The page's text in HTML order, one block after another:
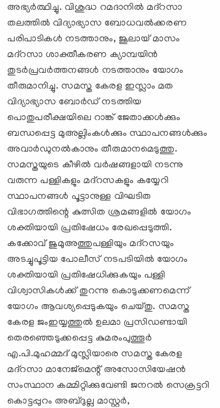
അഭ്യര്‍ത്ഥിച്ചു. വിശുദ്ധ റമദാനില്‍ മദ്റസാ
തലത്തില്‍ വിദ്യാഭ്യാസ ബോധവല്‍ക്കരണ
പരിപാടികള്‍ നടത്താനും, ജൂലായ് മാസം
മദ്റസാ ശാക്തീകരണ ക്യാമ്പയിന്‍
തുടര്‍പ്രവര്‍ത്തനങ്ങള്‍ നടത്താനും യോഗം
തീരുമാനിച്ചു. സമസ്ത കേരള ഇസ്ലാം മത
വിദ്യാഭ്യാസ ബോര്‍ഡ് നടത്തിയ
പൊതുപരീക്ഷയിലെ റാങ്ക് ജേതാക്കള്‍ക്കും
ബന്ധപ്പെട്ട മുഅല്ലിംകള്‍ക്കും സ്ഥാപനങ്ങള്‍ക്കും
അവാര്‍ഡുനല്‍കാനും തീരുമാനമെടുത്തു.
സമസ്തയുടെ കീഴില്‍ വര്‍ഷങ്ങളായി നടന്നു
വരുന്ന പള്ളികളും മദ്റസകളും കയ്യേറി
സ്ഥാപനങ്ങള്‍ പൂട്ടാനുള്ള വിഘടിത
വിഭാഗത്തിന്റെ കുത്സിത ശ്രമങ്ങളില്‍ യോഗം
ശക്തിയായി പ്രതിഷേധം രേഖപ്പെടുത്തി.
കക്കോവ് ജുമുഅത്തുപള്ളിയും മദ്റസയും
അടച്ചുപൂട്ടിയ പോലീസ് നടപടിയില്‍ യോഗം
ശക്തിയായി പ്രതിഷേധിക്കുകയും പള്ളി
വിശ്വാസികള്‍ക്ക് തുറന്നു കൊടുക്കണമെന്ന്
യോഗം ആവശ്യപ്പെടുകയും ചെയ്തു. സമസ്ത
കേരള ജംഇയ്യത്തുല്‍ ഉലമാ പ്രസിഡണ്ടായി
തെരഞ്ഞെടുക്കപ്പെട്ട കുമരംപുത്തൂര്‍
എ.പി.മുഹമ്മദ് മുസ്ലിയാരെ സമസ്ത കേരള
മദ്റസാ മാനേജ്മെന്റ് അസോസിയേഷന്‍
സംസ്ഥാന കമ്മിറ്റിക്കുവേണ്ടി ജനറല്‍ സെക്രട്ടറി
കൊട്ടപ്പുറം അബ്ദുല്ല മാസ്റ്റര്‍,